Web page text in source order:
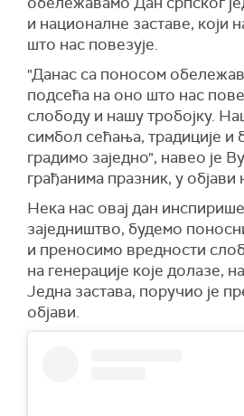
овде – на месту одакле су
су уписани у најсветлије
небеске књиге Божјег
"Зато данас, на овом тргу,
пијететом, обнављамо
жртви читаве једне
наших предака представља
српског народа. У овом
подразумева – све почива на
Тако и наша слобода почива
младим костима. Наши
живе кратко како бисмо ми
живели дуго, да се зовемо
се молимо како се молимо",
митрополит и додао да се
и националне заставе, који
што нас повезује.
"Данас са поносом
подсећа на оно што нас
слободу и нашу тробојку.
симбол сећања, традиције и
градимо заједно", навео је
грађанима празник, у објави
Нека нас овај дан
заједништво, будемо
и преносимо вредности
на генерације које долазе,
Једна застава, поручио је
објави.